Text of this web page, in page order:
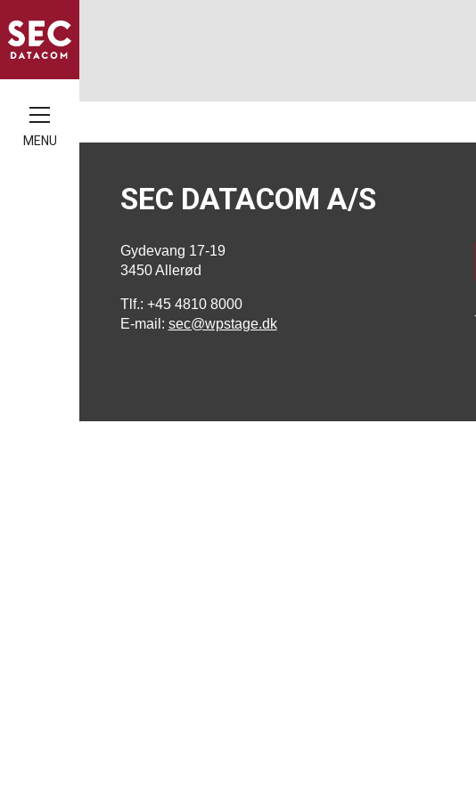
MENU
SEC DATACOM A/S
Gydevang 17-19
3450 Allerød
Tlf.: +45 4810 8000
E-mail: sec@wpstage.dk